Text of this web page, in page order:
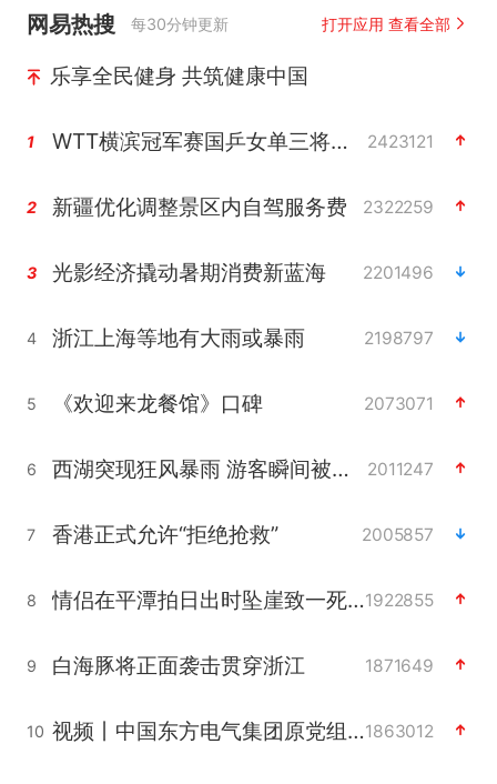
网易热搜 每30分钟更新 打开应用 查看全部
乐享全民健身 共筑健康中国
1 WTT横滨冠军赛国乒女单三将晋级四强 2423121
2 新疆优化调整景区内自驾服务费 2322259
3 光影经济撬动暑期消费新蓝海 2201496
4 浙江上海等地有大雨或暴雨 2198797
5 《欢迎来龙餐馆》口碑 2073071
6 西湖突现狂风暴雨 游客瞬间被浇透 2011247
7 香港正式允许“拒绝抢救” 2005857
8 情侣在平潭拍日出时坠崖致一死一伤1922855
9 白海豚将正面袭击贯穿浙江 1871649
10 视频丨中国东方电气集团原党组副书记、董事宋致远被查1863012